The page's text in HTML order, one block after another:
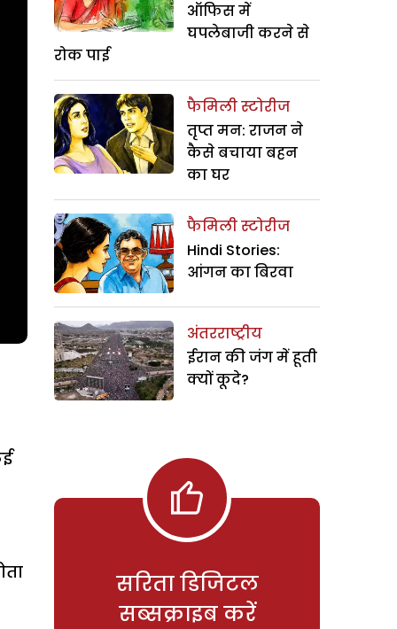
ऑफिस में
घपलेबाजी करने से
रोक पाई
फैमिली स्टोरीज
तृप्त मन: राजन ने
कैसे बचाया बहन
का घर
फैमिली स्टोरीज
Hindi Stories:
आंगन का बिरवा
अंतरराष्ट्रीय
ईरान की जंग में हूती
क्यों कूदे?
सरिता डिजिटल
सब्सक्राइब करें